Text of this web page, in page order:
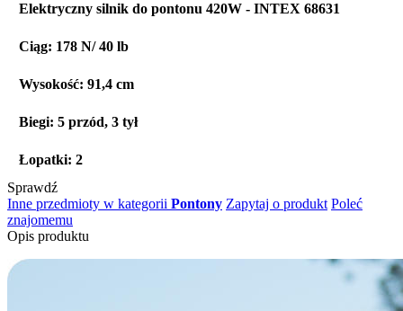
Elektryczny silnik do pontonu 420W - INTEX 68631
Ciąg: 178 N/ 40 lb
Wysokość: 91,4 cm
Biegi: 5 przód, 3 tył
Łopatki: 2
Sprawdź
Inne przedmioty w kategorii Pontony Zapytaj o produkt Poleć
znajomemu
Opis produktu